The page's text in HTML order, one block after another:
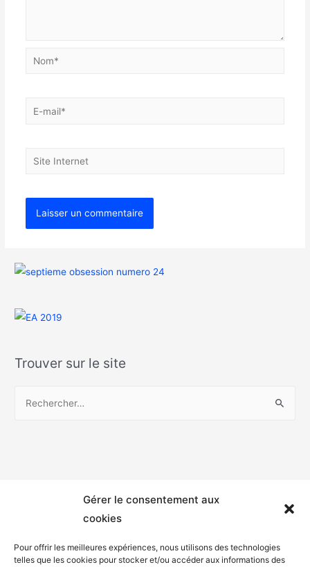
Gérer le consentement aux
cookies
Pour offrir les meilleures expériences, nous utilisons des technologies
telles que les cookies pour stocker et/ou accéder aux informations des
Trouver sur le site